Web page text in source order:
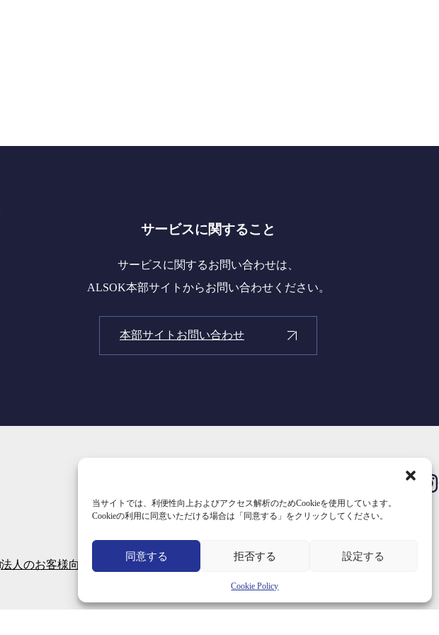
当サイトでは、利便性向上およびアクセス解析のためCookieを使用しています。
Cookieの利用に同意いただける場合は「同意する」をクリックしてください。
同意する 拒否する 設定する
Cookie Policy
サービスに関すること
サービスに関するお問い合わせは、
ALSOK本部サイトからお問い合わせください。
本部サイトお問い合わせ
法人のお客様向けサービス